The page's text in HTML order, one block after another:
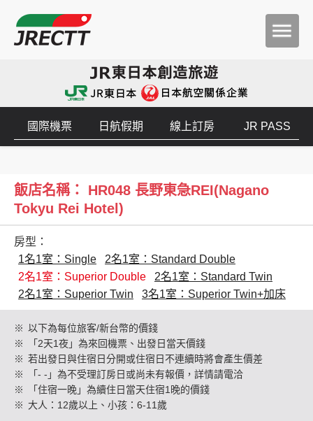
創造旅遊
國際機票 日航假期 線上訂房 JR PASS
飯店名稱： HR048 長野東急REI(Nagano
Tokyu Rei Hotel)
房型：
1名1室：Single
2名1室：Standard Double
2名1室：Superior Double
2名1室：Standard Twin
2名1室：Superior Twin
3名1室：Superior Twin+加床
※ 以下為每位旅客/新台幣的價錢
※
「2天1夜」為來回機票、出發日當天價錢
※ 若出發日與住宿日分開或住宿日不連續時將會產生價差
※
「- -」為不受理訂房日或尚未有報價，詳情請電洽
※
「住宿一晚」為續住日當天住宿1晚的價錢
※ 大人：12歲以上、小孩：6-11歲